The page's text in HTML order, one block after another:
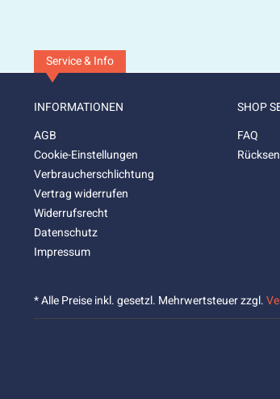
Service & Info
INFORMATIONEN
AGB
Cookie-Einstellungen
Verbraucherschlichtung
Vertrag widerrufen
Widerrufsrecht
Datenschutz
Impressum
SHOP
FAQ
* Alle Preise inkl. gesetzl. Mehrwertsteuer zzgl.